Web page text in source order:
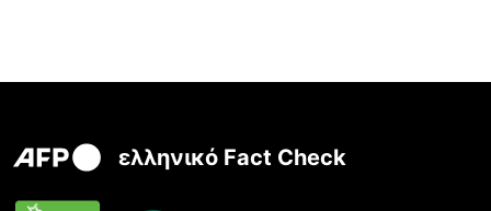
ελληνικό Fact Check